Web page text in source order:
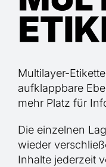
Multilayer-
aufklappbare
mehr Platz für
Die einzelnen
wieder
Inhalte jederzeit